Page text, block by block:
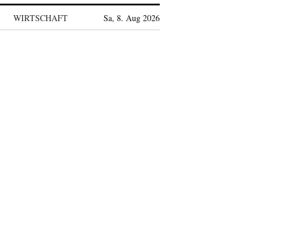
WIRTSCHAFT Sa, 8. Aug 2026